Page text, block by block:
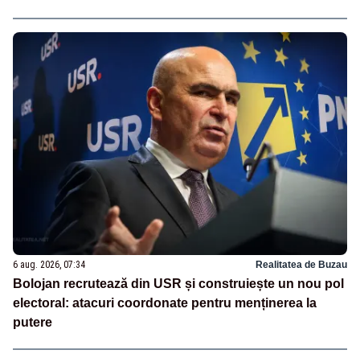
6 aug. 2026, 07:34 Realitatea de Buzau
Bolojan recrutează din USR și construiește un nou pol
electoral: atacuri coordonate pentru menținerea la
putere